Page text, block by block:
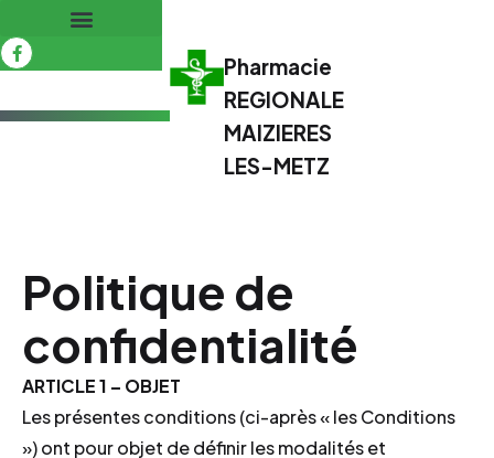
Pharmacie
REGIONALE
MAIZIERES
LES-METZ
Politique de
confidentialité
ARTICLE 1 – OBJET
Les présentes conditions (ci-après « les Conditions
») ont pour objet de définir les modalités et